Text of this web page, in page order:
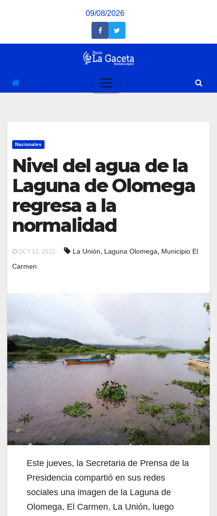
09/08/2026
Nacionales
Nivel del agua de la
Laguna de Olomega
regresa a la
normalidad
OCT 13, 2022 La Unión, Laguna Olomega, Municipio El
Carmen
Este jueves, la Secretaria de Prensa de la
Presidencia compartió en sus redes
sociales una imagen de la Laguna de
Olomega, El Carmen, La Unión, luego